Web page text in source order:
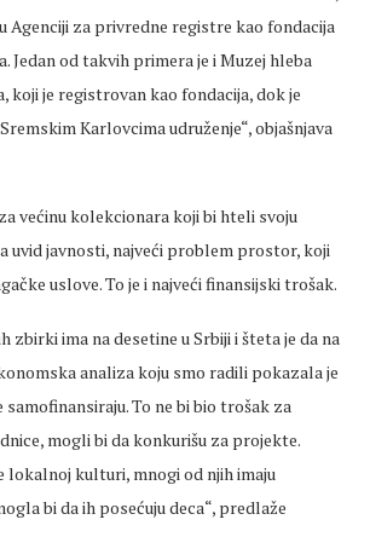
Agenciji za privredne registre kao fondacija
Jedan od takvih primera je i Muzej hleba
koji je registrovan kao fondacija, dok je
Karlovcima udruženje“, objašnjava
većinu kolekcionara koji bi hteli svoju
uvid javnosti, najveći problem prostor, koji
uslove. To je i najveći finansijski trošak.
zbirki ima na desetine u Srbiji i šteta je da na
analiza koju smo radili pokazala je
samofinansiraju. To ne bi bio trošak za
mogli bi da konkurišu za projekte.
lokalnoj kulturi, mnogi od njih imaju
bi da ih posećuju deca“, predlaže